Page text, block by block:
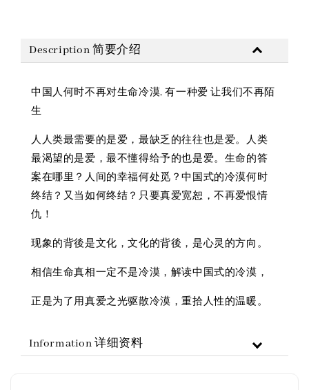
Description 简要介绍
中国人何时不再对生命冷漠, 有一种爱 让我们不再陌
生
人人类最需要的是爱，最缺乏的往往也是爱。人类
最渴望的是爱，最不懂得给予的也是爱。生命的答
案在哪里？人间的幸福何处觅？中国式的冷漠何时
终结？又当如何终结？只要真爱宽恕，不再爱恨情
仇！
现象的背後是文化，文化的背後，是心灵的方向。
相信生命真相一定不是冷漠，解读中国式的冷漠，
正是为了用真爱之光驱散冷漠，重拾人性的温暖。
Information 详细资料